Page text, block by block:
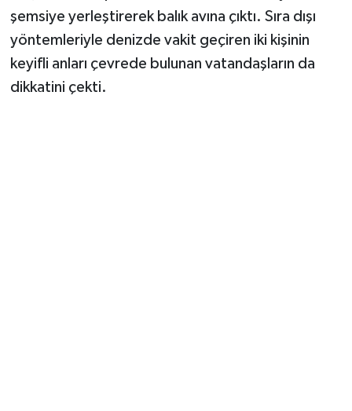
şemsiye yerleştirerek balık avına çıktı. Sıra dışı
yöntemleriyle denizde vakit geçiren iki kişinin
keyifli anları çevrede bulunan vatandaşların da
dikkatini çekti.